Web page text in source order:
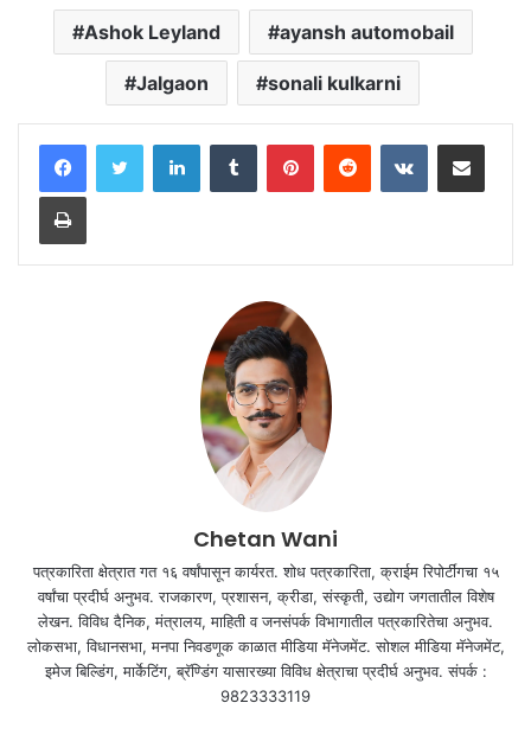
Ashok Leyland ayansh automobail
Jalgaon sonali kulkarni
LinkedInTumblr PinterestReddit VKontakteShare via Email
Print
Chetan Wani
पत्रकारिता क्षेत्रात गत १६ वर्षांपासून कार्यरत. शोध पत्रकारिता, क्राईम रिपोर्टींगचा १५
वर्षांचा प्रदीर्घ अनुभव. राजकारण, प्रशासन, क्रीडा, संस्कृती, उद्योग जगतातील विशेष
लेखन. विविध दैनिक, मंत्रालय, माहिती व जनसंपर्क विभागातील पत्रकारितेचा अनुभव.
लोकसभा, विधानसभा, मनपा निवडणूक काळात मीडिया मॅनेजमेंट. सोशल मीडिया मॅनेजमेंट,
इमेज बिल्डिंग, मार्केटिंग, ब्रॅण्डिंग यासारख्या विविध क्षेत्राचा प्रदीर्घ अनुभव. संपर्क :
9823333119